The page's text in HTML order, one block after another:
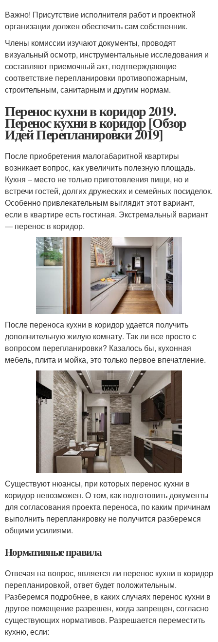
Важно! Присутствие исполнителя работ и проектной
организации должен обеспечить сам собственник.
Члены комиссии изучают документы, проводят
визуальный осмотр, инструментальные исследования и
составляют приемочный акт, подтверждающие
соответствие перепланировки противопожарным,
строительным, санитарным и другим нормам.
Перенос кухни в коридор 2019.
Перенос кухни в коридор [Обзор
Идей Перепланировки 2019]
После приобретения малогабаритной квартиры
возникает вопрос, как увеличить полезную площадь.
Кухня – место не только приготовления пищи, но и
встречи гостей, долгих дружеских и семейных посиделок.
Особенно привлекательным выглядит этот вариант,
если в квартире есть гостиная. Экстремальный вариант
— перенос в коридор.
После переноса кухни в коридор удается получить
дополнительную жилую комнату. Так ли все просто с
вопросом перепланировки? Казалось бы, кухонная
мебель, плита и мойка, это только первое впечатление.
Существуют нюансы, при которых перенос кухни в
коридор невозможен. О том, как подготовить документы
для согласования проекта переноса, по каким причинам
выполнить перепланировку не получится разберемся
общими усилиями.
Нормативные правила
Отвечая на вопрос, является ли перенос кухни в коридор
перепланировкой, ответ будет положительным.
Разберемся подробнее, в каких случаях перенос кухни в
другое помещение разрешен, когда запрещен, согласно
существующих нормативов. Разрешается переместить
кухню, если: